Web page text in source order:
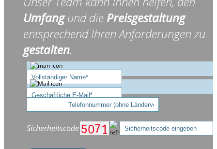
Umfangund die Preisgestaltung
entsprechend Ihren Anforderungen zu
gestalten.
Sicherheitscode